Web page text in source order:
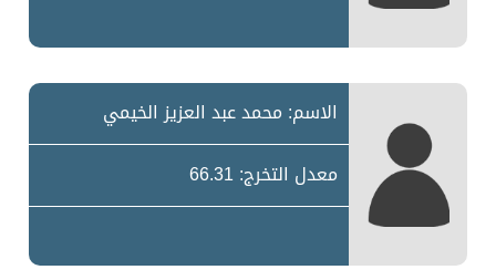
الاسم: محمد عبد العزيز الخيمي
معدل التخرج: 66.31